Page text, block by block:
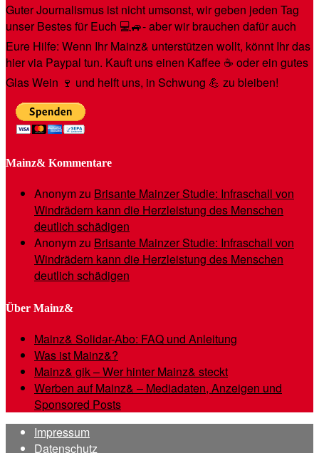
Guter Journalismus ist nicht umsonst, wir geben jeden Tag
unser Bestes für Euch 💻🚙- aber wir brauchen dafür auch
Eure Hilfe: Wenn Ihr Mainz& unterstützen wollt, könnt Ihr das
hier via Paypal tun. Kauft uns einen Kaffee ☕️ oder ein gutes
Glas Wein 🍷 und helft uns, in Schwung 💪 zu bleiben!
Mainz& Kommentare
Anonymzu Brisante Mainzer Studie: Infraschall von
Windrädern kann die Herzleistung des Menschen
deutlich schädigen
Anonymzu Brisante Mainzer Studie: Infraschall von
Windrädern kann die Herzleistung des Menschen
deutlich schädigen
Über Mainz&
Mainz& Solidar-Abo: FAQ und Anleitung
Was ist Mainz&?
Mainz& gik – Wer hinter Mainz& steckt
Werben auf Mainz& – Mediadaten, Anzeigen und
Sponsored Posts
Impressum
Datenschutz